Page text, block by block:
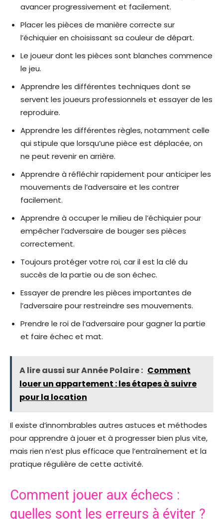
avancer progressivement et facilement.
Placer les pièces de manière correcte sur
l’échiquier en choisissant sa couleur de départ.
Le joueur dont les pièces sont blanches commence
le jeu.
Apprendre les différentes techniques dont se
servent les joueurs professionnels et essayer de les
reproduire.
Apprendre les différentes règles, notamment celle
qui stipule que lorsqu’une pièce est déplacée, on
ne peut revenir en arrière.
Apprendre à réfléchir rapidement pour anticiper les
mouvements de l’adversaire et les contrer
facilement.
Apprendre à occuper le milieu de l’échiquier pour
empêcher l’adversaire de bouger ses pièces
correctement.
Toujours protéger votre roi, car il est la clé du
succès de la partie ou de son échec.
Essayer de prendre les pièces importantes de
l’adversaire pour restreindre ses mouvements.
Prendre le roi de l’adversaire pour gagner la partie
et faire échec et mat.
A lire aussi sur Année Polaire : Comment
louer un appartement : les étapes à suivre
pour la location
Il existe d’innombrables autres astuces et méthodes
pour apprendre à jouer et à progresser bien plus vite,
mais rien n’est plus efficace que l’entraînement et la
pratique régulière de cette activité.
Comment jouer aux échecs :
quelles sont les erreurs à éviter ?